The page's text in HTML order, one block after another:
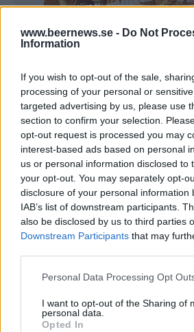
www.beernews.se - Do Not
Information
If you wish to opt-out of the sale,
processing of your personal or
targeted advertising by us, please use
section to confirm your selection.
opt-out request is processed you may
interest-based ads based on personal
us or personal information disclosed to
your opt-out. You may separately opt-
disclosure of your personal information
IAB’s list of downstream participants.
also be disclosed by us to third parties
Downstream Participants that may
Personal Data Processing Opt
I want to opt-out of the Sharing of
personal data.
Opted In
Det är ölet Fantom IPA som
Systembolagets lokala och
TSLS under måndagen.
– När vi startade 2011 vill jag
Systembolaget kändes lite
då fanns inte lokala sortimentet,
Omnipollo satsade i stället till
marknader och bryggde sin öl
numera har man sitt eget
finnas på Systembolagets hyllor.
– Nu känns det naturligt med det
siffrorna att ölet säljer bra i